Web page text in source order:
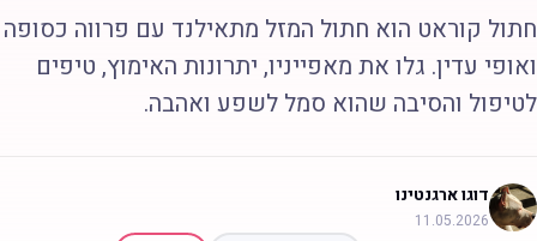
קוראט הוא חתול המזל מתאילנד עם פרווה כסופה
עדין. גלו את מאפייניו, יתרונות האימוץ, טיפים
והסיבה שהוא סמל לשפע ואהבה.
דוגו ארגנטינו
11.05.2026